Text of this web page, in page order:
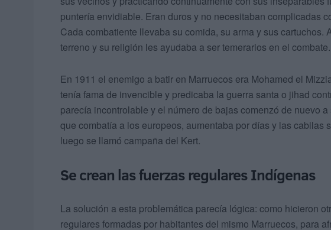
puntería envidiable. Eran duros y no necesitaban complicadas
Cada combatiente llevaba su comida, su arma y sus cartuchos.
terreno y su religión les ayudaba a ser temerarios en el combate.
En 1911 el enemigo a batir en Marruecos era Mohamed el
tenía fama de invencible y predicaba la guerra santa o jihad
parecía incontrolable y el número de bajas comenzó de nuevo
que combatía a los europeos, aumentaba por días y las cabilas
luego se llamó campaña del Kert.
Se crean las fuerzas regulares Indígenas
La solución a esta problemática parecía lógica: como hicieron
regulares formadas por habitantes del mismo Marruecos, para